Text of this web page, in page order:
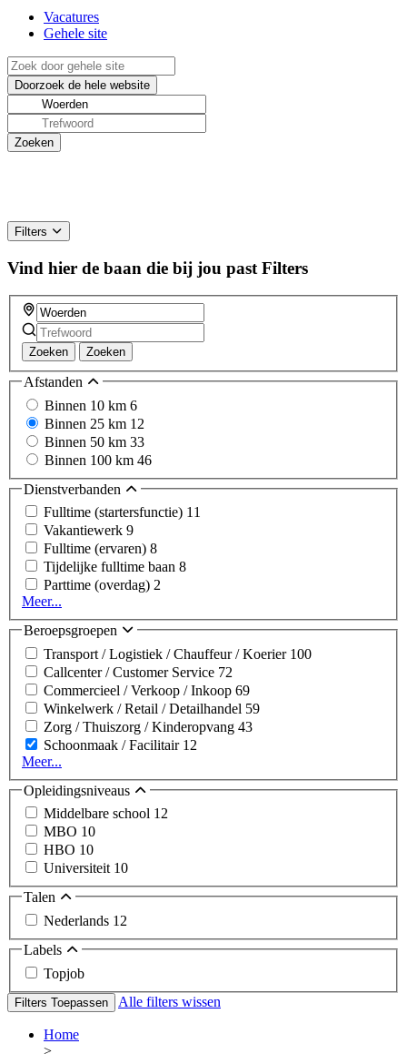
Vacatures
Gehele site
Filters
Vind hier de baan die bij jou past Filters
Zoeken Zoeken
Afstanden
Binnen 10 km 6
Binnen 25 km 12
Binnen 50 km 33
Binnen 100 km 46
Dienstverbanden
Fulltime (startersfunctie) 11
Vakantiewerk 9
Fulltime (ervaren) 8
Tijdelijke fulltime baan 8
Parttime (overdag) 2
Meer...
Beroepsgroepen
Transport / Logistiek / Chauffeur / Koerier 100
Callcenter / Customer Service 72
Commercieel / Verkoop / Inkoop 69
Winkelwerk / Retail / Detailhandel 59
Zorg / Thuiszorg / Kinderopvang 43
Schoonmaak / Facilitair 12
Meer...
Opleidingsniveaus
Middelbare school 12
MBO 10
HBO 10
Universiteit 10
Talen
Nederlands 12
Labels
Topjob
Filters Toepassen Alle filters wissen
Home
>